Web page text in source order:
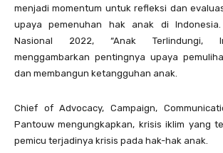
menjadi momentum untuk refleksi dan
upaya pemenuhan hak anak di
Nasional 2022, “Anak Terlindungi,
menggambarkan pentingnya upaya
dan membangun ketangguhan anak.
Chief of Advocacy, Campaign,
Pantouw mengungkapkan, krisis iklim yang
pemicu terjadinya krisis pada hak-hak anak.